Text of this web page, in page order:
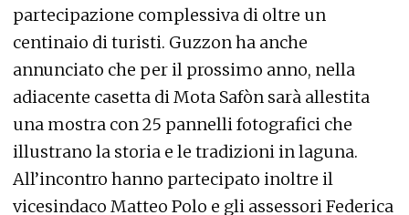
partecipazione complessiva di oltre un
centinaio di turisti. Guzzon ha anche
annunciato che per il prossimo anno, nella
adiacente casetta di Mota Safòn sarà allestita
una mostra con 25 pannelli fotografici che
illustrano la storia e le tradizioni in laguna.
All’incontro hanno partecipato inoltre il
vicesindaco Matteo Polo e gli assessori Federica